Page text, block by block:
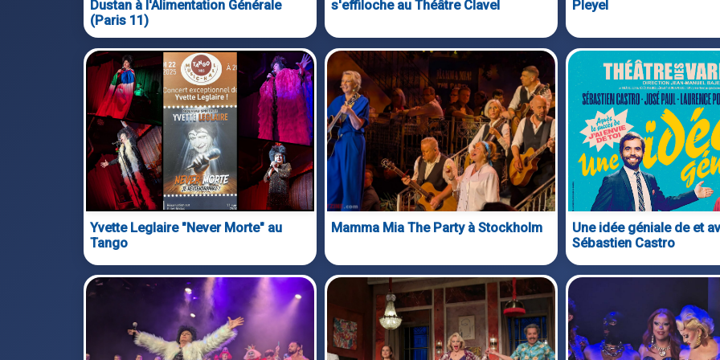
Dustan à l'Alimentation Générale
(Paris 11)
s'effiloche au Théâtre Clavel Pleyel
Yvette Leglaire "Never Morte" au
Tango
Mamma Mia The Party à Stockholm
Une idée géniale de et
Sébastien Castro